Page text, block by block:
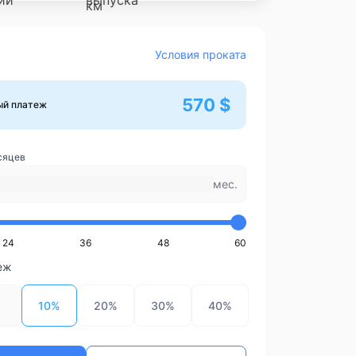
Условия проката
платеж 570 $
мес.
24 36 48 60
10% 20% 30% 40%